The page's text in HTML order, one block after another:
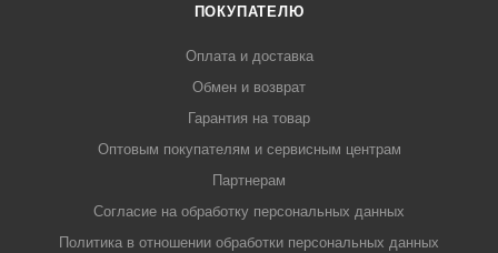
ПОКУПАТЕЛЮ
Оплата и доставка
Обмен и возврат
Гарантия на товар
Оптовым покупателям и сервисным центрам
Партнерам
Согласие на обработку персональных данных
Политика в отношении обработки персональных данных